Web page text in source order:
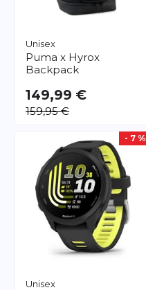
Unisex
Puma x Hyrox
Backpack
149,99 €
159,95 €
- 7 %
Unisex